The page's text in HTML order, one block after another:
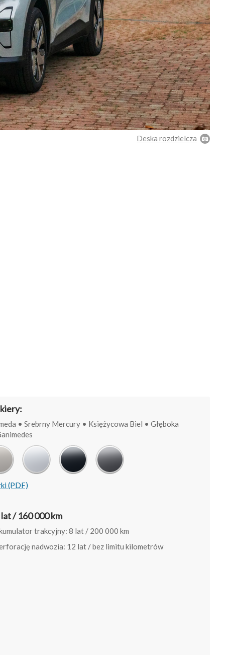
Deska rozdzielcza
• Srebrny Mercury • Księżycowa Biel • Głęboka
(PDF)
/ 160 000 km
trakcyjny: 8 lat / 200 000 km
nadwozia: 12 lat / bez limitu kilometrów